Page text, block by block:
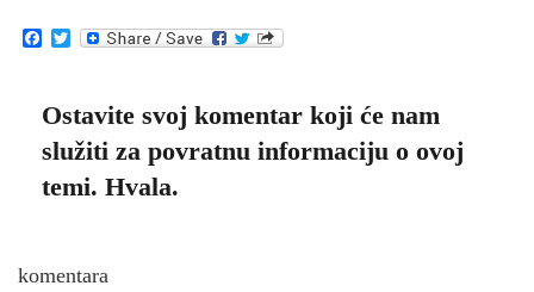
Facebook
Twitter
Ostavite svoj komentar koji će nam
služiti za povratnu informaciju o ovoj
temi. Hvala.
komentara